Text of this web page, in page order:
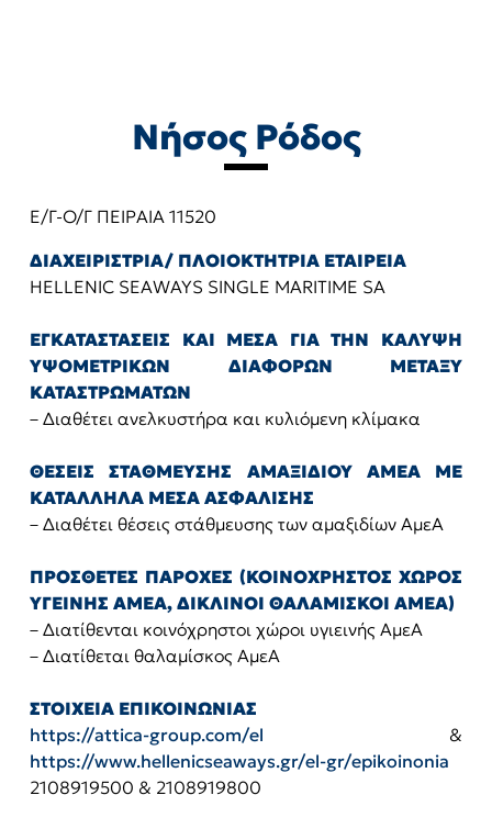
Νήσος Ρόδος
Ε/Γ-Ο/Γ ΠΕΙΡΑΙΑ 11520
ΔΙΑΧΕΙΡΙΣΤΡΙΑ/ ΠΛΟΙΟΚΤΗΤΡΙΑ ΕΤΑΙΡΕΙΑ
HELLENIC SEAWAYS SINGLE MARITIME SA
ΕΓΚΑΤΑΣΤΑΣΕΙΣ ΚΑΙ ΜΕΣΑ ΓΙΑ ΤΗΝ ΚΑΛΥΨΗ
ΥΨΟΜΕΤΡΙΚΩΝ ΔΙΑΦΟΡΩΝ ΜΕΤΑΞΥ
ΚΑΤΑΣΤΡΩΜΑΤΩΝ
– Διαθέτει ανελκυστήρα και κυλιόμενη κλίμακα
ΘΕΣΕΙΣ ΣΤΑΘΜΕΥΣΗΣ ΑΜΑΞΙΔΙΟΥ ΑΜΕΑ ΜΕ
ΚΑΤΑΛΛΗΛΑ ΜΕΣΑ ΑΣΦΑΛΙΣΗΣ
– Διαθέτει θέσεις στάθμευσης των αμαξιδίων ΑμεΑ
ΠΡΟΣΘΕΤΕΣ ΠΑΡΟΧΕΣ (ΚΟΙΝΟΧΡΗΣΤΟΣ ΧΩΡΟΣ
ΥΓΕΙΝΗΣ ΑΜΕΑ, ΔΙΚΛΙΝΟΙ ΘΑΛΑΜΙΣΚΟΙ ΑΜΕΑ)
– Διατίθενται κοινόχρηστοι χώροι υγιεινής ΑμεΑ
– Διατίθεται θαλαμίσκος ΑμεΑ
ΣΤΟΙΧΕΙΑ ΕΠΙΚΟΙΝΩΝΙΑΣ
https://attica-group.com/el &
https://www.hellenicseaways.gr/el-gr/epikoinonia
2108919500 & 2108919800